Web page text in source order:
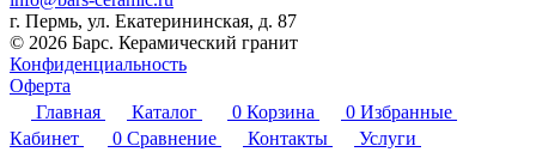
г. Пермь, ул. Екатерининская, д. 87
© 2026 Барс. Керамический гранит
Конфиденциальность
Оферта
Главная
Каталог 0 Корзина 0 Избранные
Кабинет
0 Сравнение Контакты
Услуги